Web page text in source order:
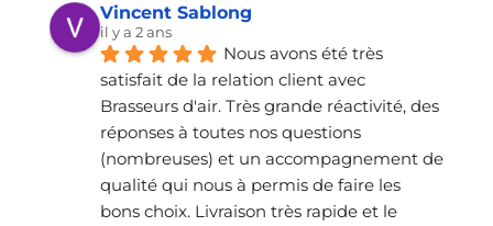
Vincent Sablong
il y a 2 ans
Nous avons été très
satisfait de la relation client avec
Brasseurs d'air. Très grande réactivité, des
réponses à toutes nos questions
(nombreuses) et un accompagnement de
qualité qui nous à permis de faire les
bons choix. Livraison très rapide et le